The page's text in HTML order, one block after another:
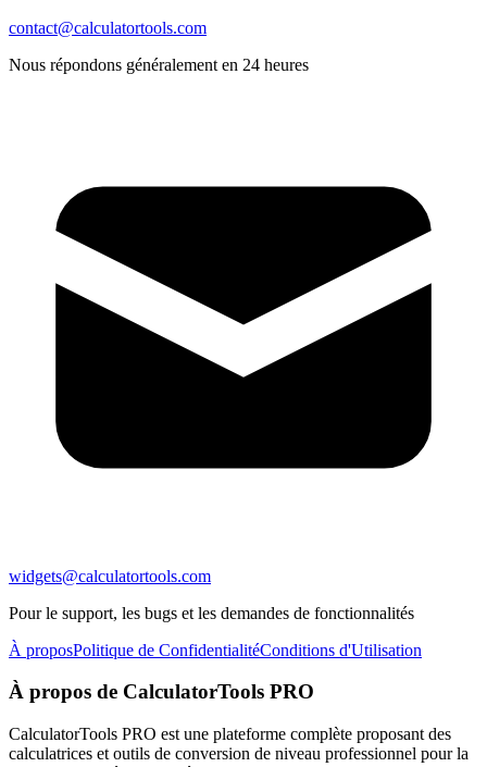
contact@calculatortools.com
Nous répondons généralement en 24 heures
widgets@calculatortools.com
Pour le support, les bugs et les demandes de fonctionnalités
À proposPolitique de ConfidentialitéConditions d'Utilisation
À propos de CalculatorTools PRO
CalculatorTools PRO est une plateforme complète proposant des
calculatrices et outils de conversion de niveau professionnel pour la